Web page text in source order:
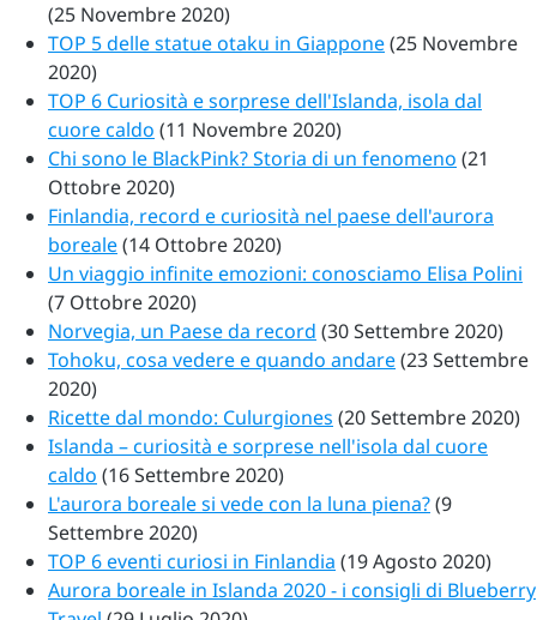
(25 Novembre 2020)
TOP 5 delle statue otaku in Giappone(25 Novembre
2020)
TOP 6 Curiosità e sorprese dell'Islanda, isola dal
cuore caldo (11 Novembre 2020)
Chi sono le BlackPink? Storia di un fenomeno (21
Ottobre 2020)
Finlandia, record e curiosità nel paese dell'aurora
boreale(14 Ottobre 2020)
Un viaggio infinite emozioni: conosciamo Elisa Polini
(7 Ottobre 2020)
Norvegia, un Paese da record (30 Settembre 2020)
Tohoku, cosa vedere e quando andare(23 Settembre
2020)
Ricette dal mondo: Culurgiones (20 Settembre 2020)
Islanda – curiosità e sorprese nell'isola dal cuore
caldo (16 Settembre 2020)
L'aurora boreale si vede con la luna piena?(9
Settembre 2020)
TOP 6 eventi curiosi in Finlandia (19 Agosto 2020)
Aurora boreale in Islanda 2020 - i consigli di Blueberry